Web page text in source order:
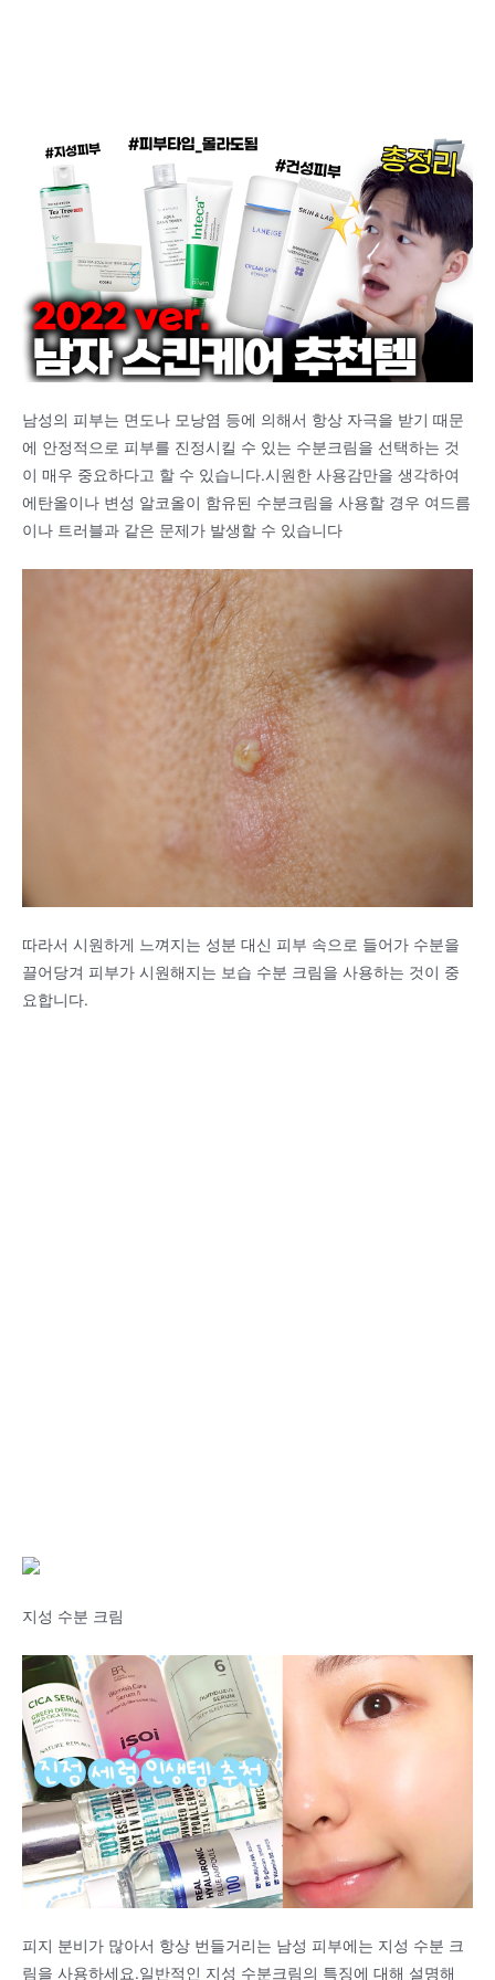
남성의 피부는 면도나 모낭염 등에 의해서 항상 자극을 받기 때문
에 안정적으로 피부를 진정시킬 수 있는 수분크림을 선택하는 것
이 매우 중요하다고 할 수 있습니다.시원한 사용감만을 생각하여
에탄올이나 변성 알코올이 함유된 수분크림을 사용할 경우 여드름
이나 트러블과 같은 문제가 발생할 수 있습니다
따라서 시원하게 느껴지는 성분 대신 피부 속으로 들어가 수분을
끌어당겨 피부가 시원해지는 보습 수분 크림을 사용하는 것이 중
요합니다.
지성 수분 크림
피지 분비가 많아서 항상 번들거리는 남성 피부에는 지성 수분 크
림을 사용하세요.일반적인 지성 수분크림의 특징에 대해 설명해